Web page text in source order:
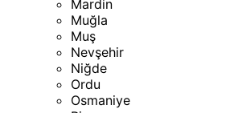
Mardin
Muğla
Muş
Nevşehir
Niğde
Ordu
Osmaniye